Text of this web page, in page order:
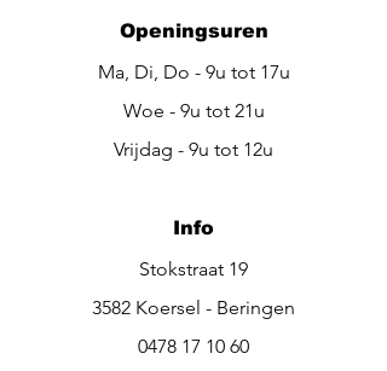
Openingsuren
Ma, Di, Do - 9u tot 17u
Woe - 9u tot 21u
Vrijdag - 9u tot 12u
Info
Stokstraat 19
3582 Koersel - Beringen
0478 17 10 60